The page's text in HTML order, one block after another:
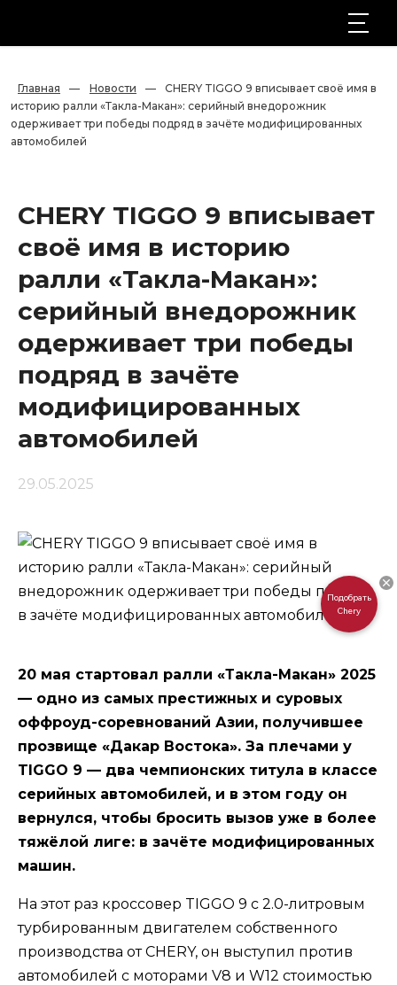
Главная — Новости —
CHERY TIGGO 9 вписывает своё имя в
историю ралли «Такла-Макан»: серийный внедорожник
одерживает три победы подряд в зачёте модифицированных
автомобилей
CHERY TIGGO 9 вписывает
своё имя в историю
ралли «Такла-Макан»:
серийный внедорожник
одерживает три победы
подряд в зачёте
модифицированных
автомобилей
29.05.2025
20 мая стартовал ралли «Такла-Макан» 2025
— одно из самых престижных и суровых
оффроуд-соревнований Азии, получившее
прозвище «Дакар Востока». За плечами у
TIGGO 9 — два чемпионских титула в классе
серийных автомобилей, и в этом году он
вернулся, чтобы бросить вызов уже в более
тяжёлой лиге: в зачёте модифицированных
машин.
На этот раз кроссовер TIGGO 9 с 2.0-литровым
турбированным двигателем собственного
производства от CHERY, он выступил против
автомобилей с моторами V8 и W12 стоимостью
Подобрать
Chery